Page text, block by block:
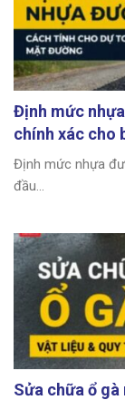
Định mức
chính xác cho
Định mức nhựa
đầu...
Sửa chữa ổ